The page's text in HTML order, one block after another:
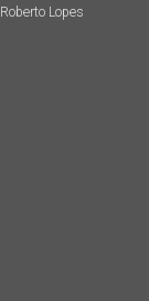
Roberto Lopes